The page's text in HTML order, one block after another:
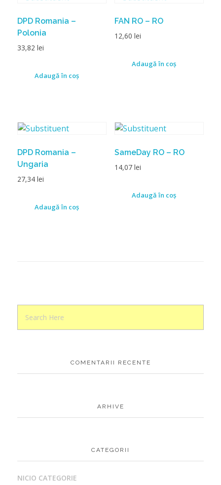
DPD Romania –
Polonia
33,82 lei
Adaugă în coș
FAN RO – RO
12,60 lei
Adaugă în coș
DPD Romania –
Ungaria
27,34 lei
Adaugă în coș
SameDay RO – RO
14,07 lei
Adaugă în coș
COMENTARII RECENTE
ARHIVE
CATEGORII
NICIO CATEGORIE